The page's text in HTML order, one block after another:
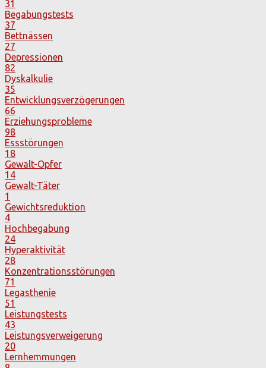
31
Begabungstests
37
Bettnässen
27
Depressionen
82
Dyskalkulie
35
Entwicklungsverzögerungen
66
Erziehungsprobleme
98
Essstörungen
18
Gewalt-Opfer
14
Gewalt-Täter
1
Gewichtsreduktion
4
Hochbegabung
24
Hyperaktivität
28
Konzentrationsstörungen
71
Legasthenie
51
Leistungstests
43
Leistungsverweigerung
20
Lernhemmungen